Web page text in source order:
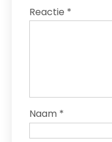
Reactie *
Naam *